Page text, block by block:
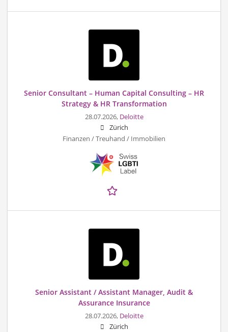
Senior Consultant – Human Capital Consulting – HR
Strategy & HR Transformation
28.07.2026, Deloitte
Zürich
Finanzen / Treuhand / Immobilien
Senior Assistant / Assistant Manager, Audit &
Assurance Insurance
28.07.2026, Deloitte
Zürich